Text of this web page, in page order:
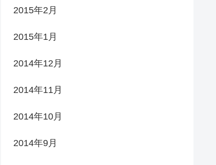
2015年2月
2015年1月
2014年12月
2014年11月
2014年10月
2014年9月